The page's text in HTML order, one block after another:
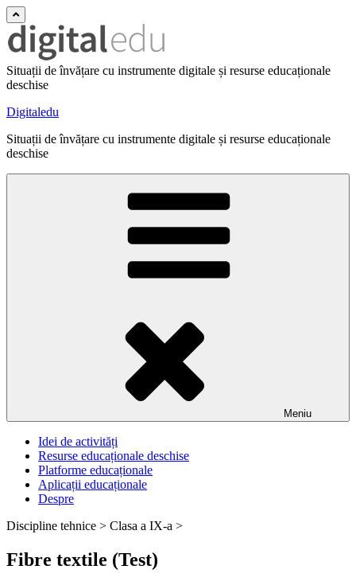
Situații de învățare cu instrumente digitale și resurse educaționale
deschise
Digitaledu
Situații de învățare cu instrumente digitale și resurse educaționale
deschise
Meniu
Idei de activități
Resurse educaționale deschise
Platforme educaționale
Aplicații educaționale
Despre
Discipline tehnice > Clasa a IX-a >
Fibre textile (Test)